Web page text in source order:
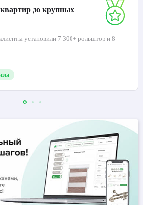
до крупных
установили 7 300+ рольштор и 8